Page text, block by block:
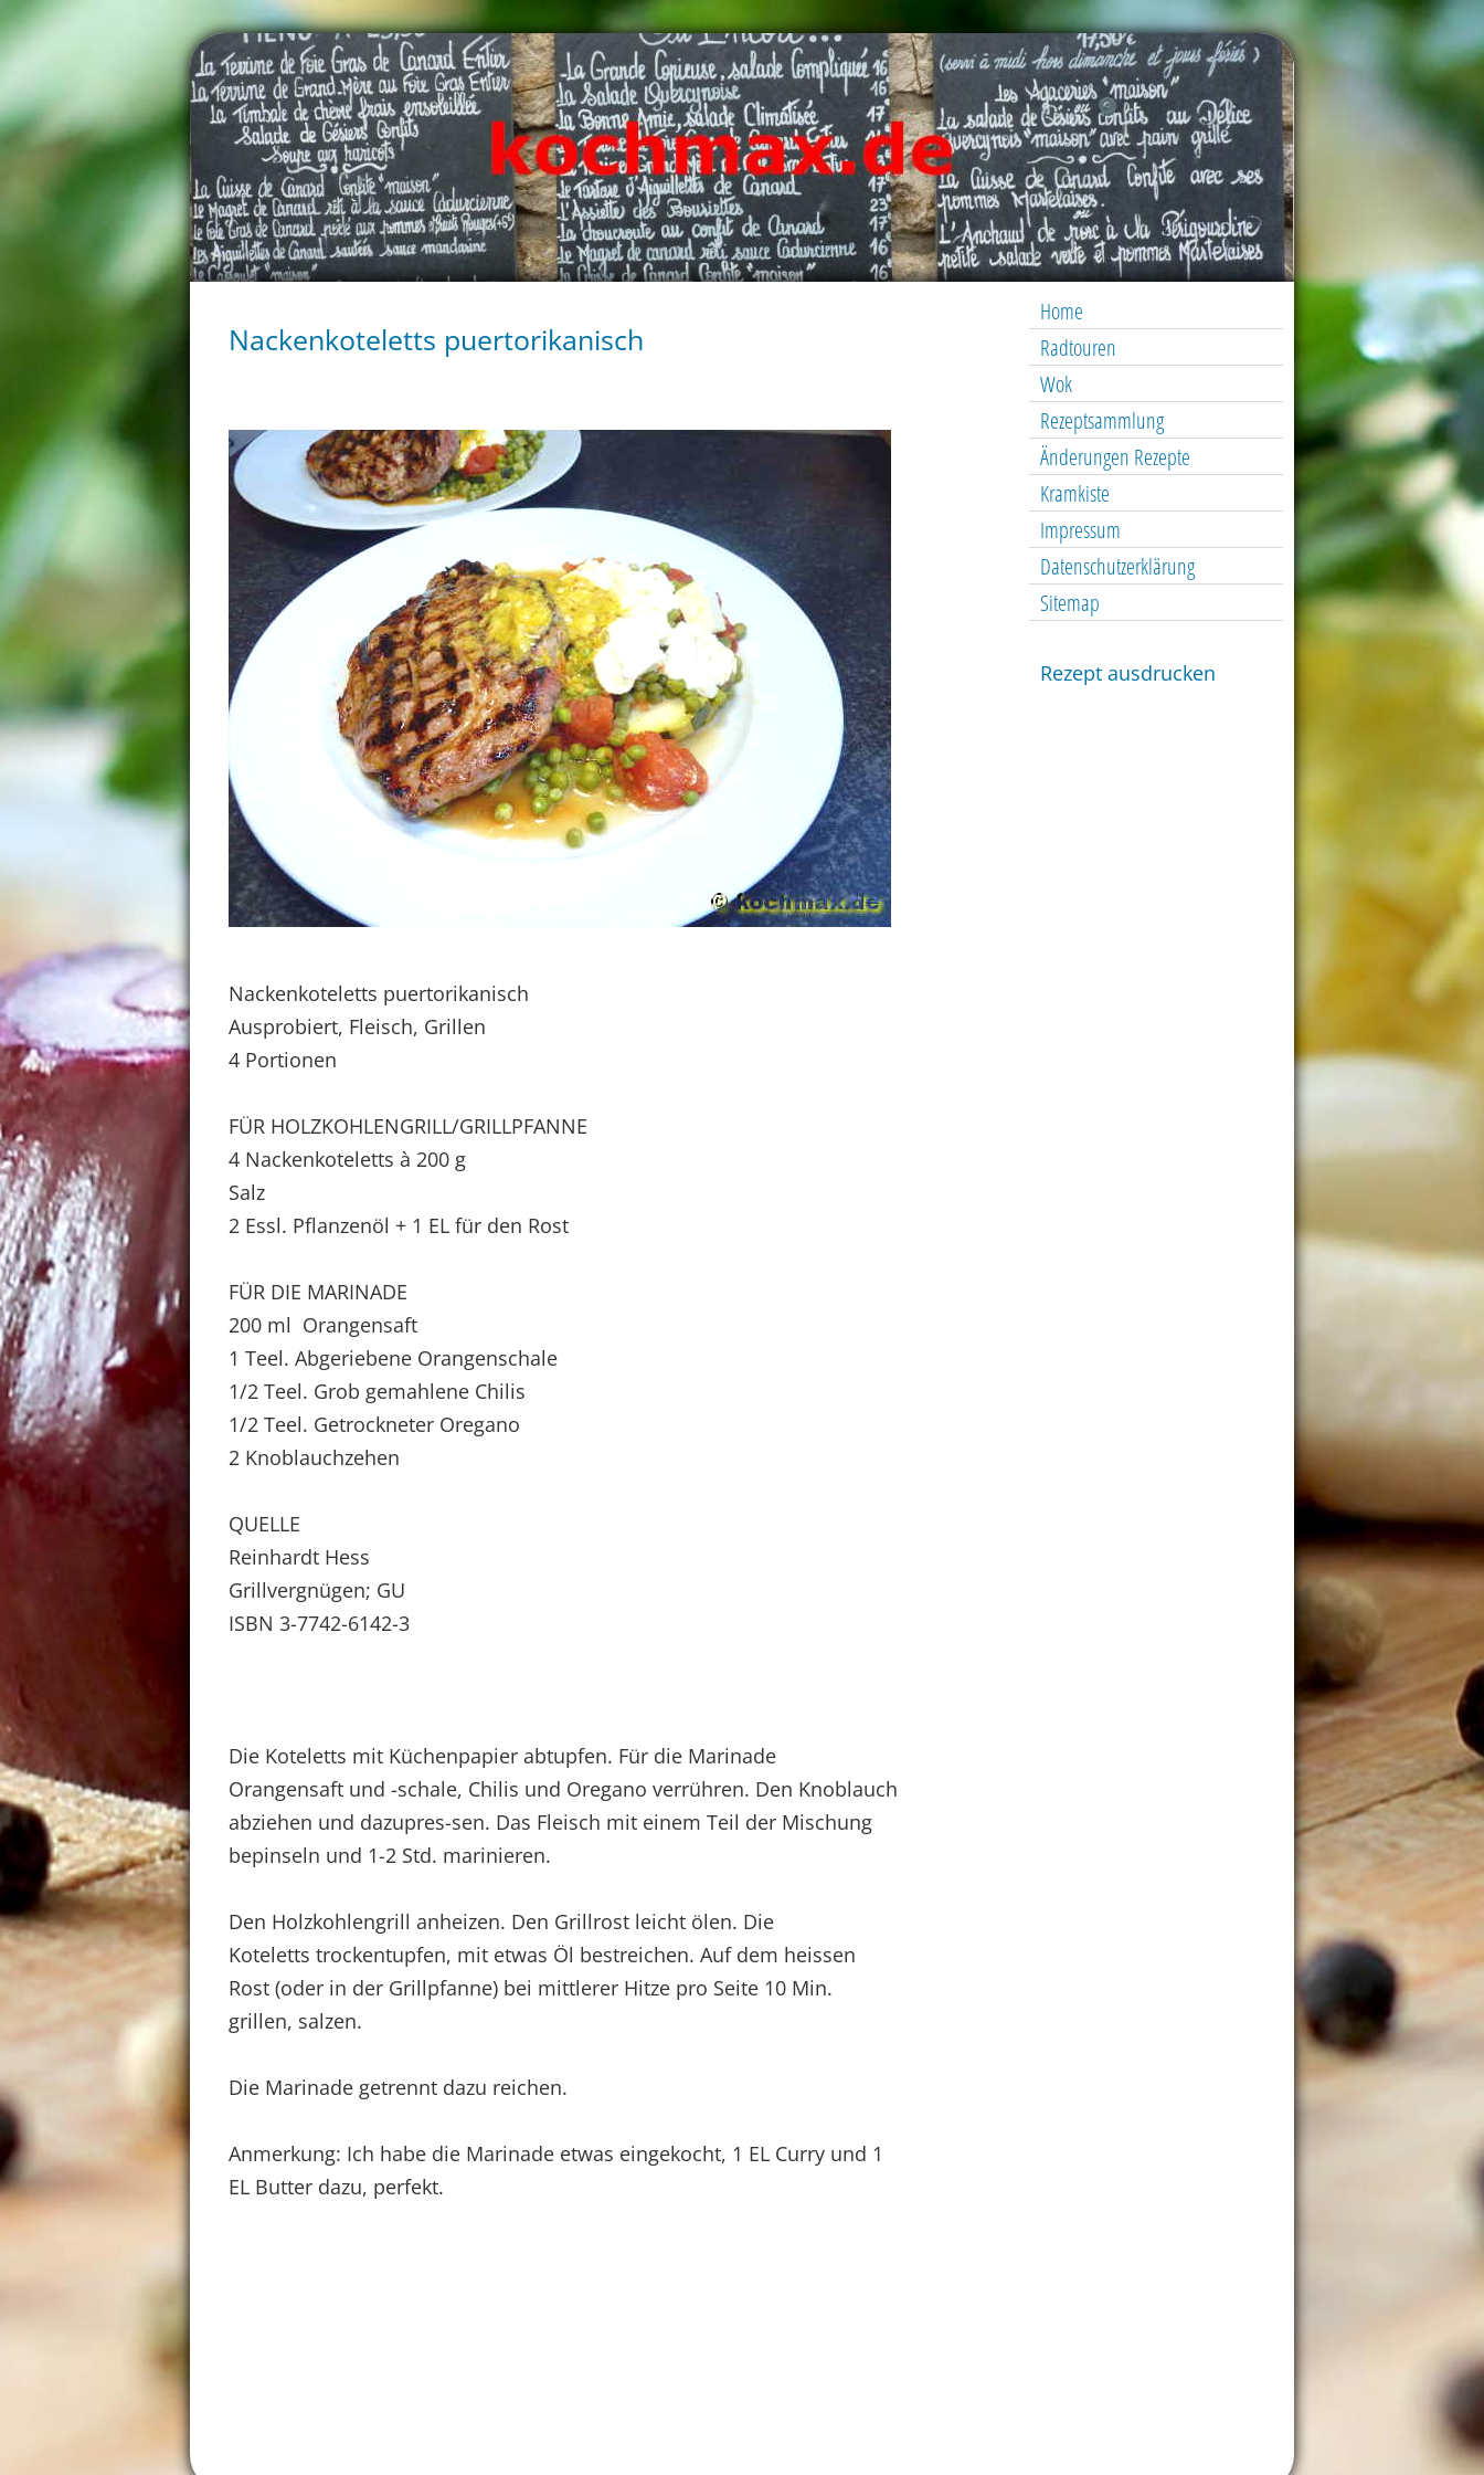
Home
Radtouren
Wok
Rezeptsammlung
Änderungen Rezepte
Kramkiste
Impressum
Datenschutzerklärung
Sitemap
Rezept ausdrucken
Nackenkoteletts puertorikanisch
Nackenkoteletts puertorikanisch
Ausprobiert, Fleisch, Grillen
4 Portionen
FÜR HOLZKOHLENGRILL/GRILLPFANNE
4 Nackenkoteletts à 200 g
Salz
2 Essl. Pflanzenöl + 1 EL für den Rost
FÜR DIE MARINADE
200 ml Orangensaft
1 Teel. Abgeriebene Orangenschale
1/2 Teel. Grob gemahlene Chilis
1/2 Teel. Getrockneter Oregano
2 Knoblauchzehen
QUELLE
Reinhardt Hess
Grillvergnügen; GU
ISBN 3-7742-6142-3
Die Koteletts mit Küchenpapier abtupfen. Für die Marinade
Orangensaft und -schale, Chilis und Oregano verrühren. Den Knoblauch
abziehen und dazupres-sen. Das Fleisch mit einem Teil der Mischung
bepinseln und 1-2 Std. marinieren.
Den Holzkohlengrill anheizen. Den Grillrost leicht ölen. Die
Koteletts trockentupfen, mit etwas Öl bestreichen. Auf dem heissen
Rost (oder in der Grillpfanne) bei mittlerer Hitze pro Seite 10 Min.
grillen, salzen.
Die Marinade getrennt dazu reichen.
Anmerkung: Ich habe die Marinade etwas eingekocht, 1 EL Curry und 1
EL Butter dazu, perfekt.